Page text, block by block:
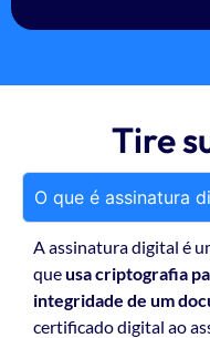
Tire
O que é assinatura
A assinatura digital é
queusa criptografia
integridade de um
certificado digital ao